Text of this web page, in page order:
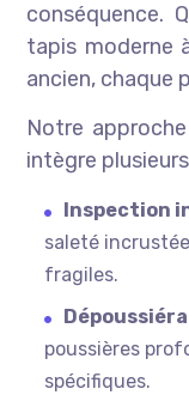
conséquence.
tapis moderne
ancien, chaque
Notre
intègre
Inspection
saleté
fragiles.
poussières
spécifiques.